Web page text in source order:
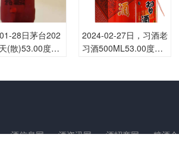
28日茅台202
(散)53.00度酒
2024-02-27日，习酒老
习酒500ML53.00度酒
酒信息网 酒资讯网 酒招商网
糖酒会